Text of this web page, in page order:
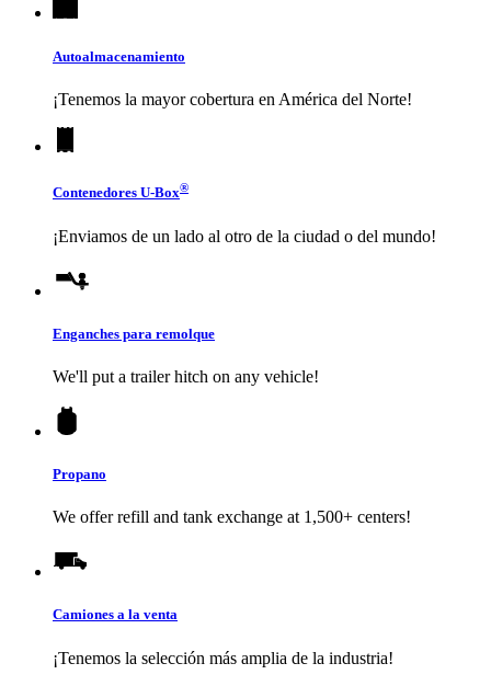
Autoalmacenamiento
¡Tenemos la mayor cobertura en América del Norte!
Contenedores U-Box®
¡Enviamos de un lado al otro de la ciudad o del mundo!
Enganches para remolque
We'll put a trailer hitch on any vehicle!
Propano
We offer refill and tank exchange at 1,500+ centers!
Camiones a la venta
¡Tenemos la selección más amplia de la industria!